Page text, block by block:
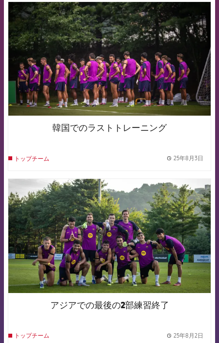
FCB Barcelona badge
韓国でのラストトレーニング
トップチーム 25年8月3日
FCB Barcelona badge
アジアでの最後の2部練習終了
トップチーム 25年8月2日